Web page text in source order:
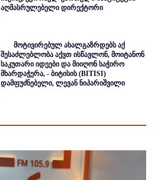
აღმასრულებელი დირექტორი
მოტივირებულ ახალგაზრდებს აქ
შესაძლებლობა აქვთ ისწავლონ, მოიტანონ
საკუთარი იდეები და მიიღონ საჭირო
მხარდაჭერა, - ბიტისის (BITISI)
დამფუძნებელი, ლევან ნიპარიშვილი